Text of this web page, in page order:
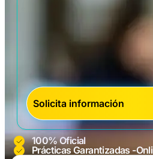
100% Oficial
Prácticas Garantizadas -